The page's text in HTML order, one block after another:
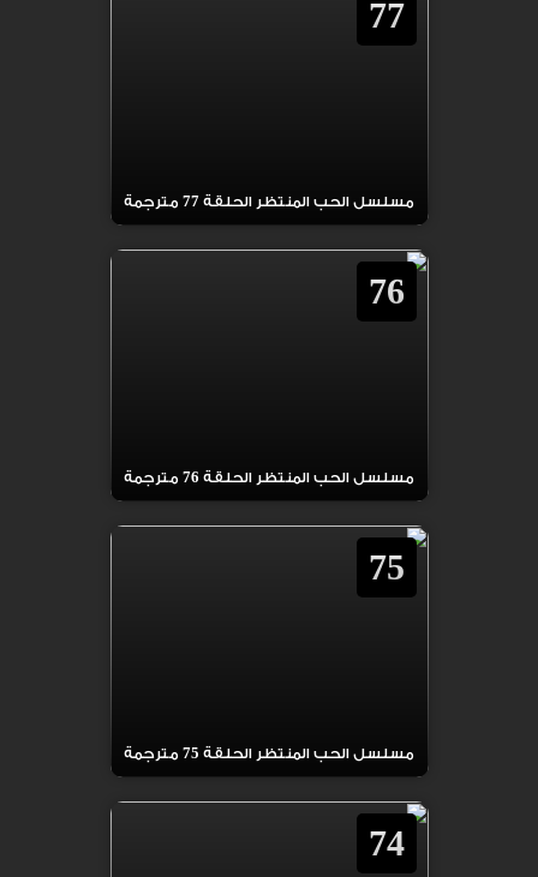
77
مسلسل الحب المنتظر الحلقة 77 مترجمة
76
مسلسل الحب المنتظر الحلقة 76 مترجمة
75
مسلسل الحب المنتظر الحلقة 75 مترجمة
74